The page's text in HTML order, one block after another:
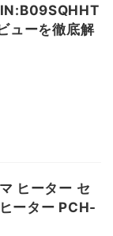
ューを徹底解
ヒーター セ
ーター PCH-